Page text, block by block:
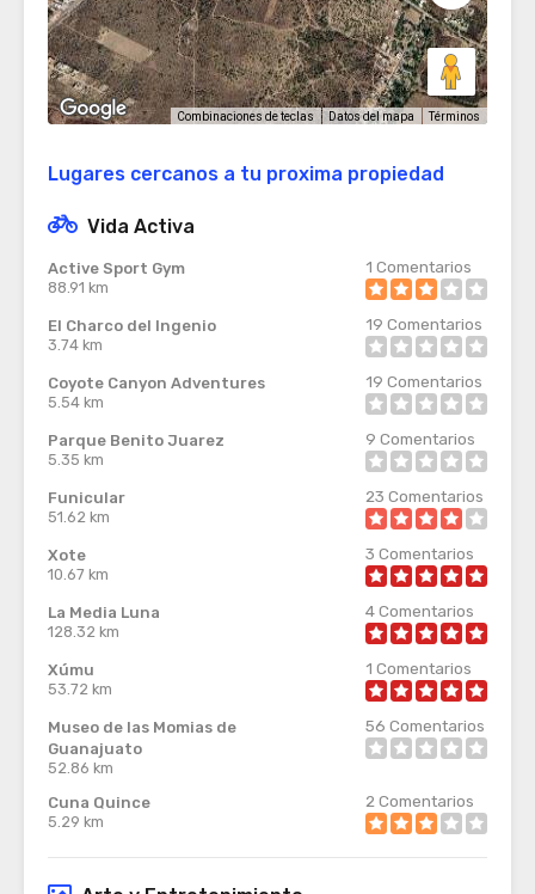
Combinaciones de teclas Datos del mapa Términos
Lugares cercanos a tu proxima propiedad
Vida Activa
Active Sport Gym
88.91 km
1 Comentarios
El Charco del Ingenio
3.74 km
19 Comentarios
Coyote Canyon Adventures
5.54 km
19 Comentarios
Parque Benito Juarez
5.35 km
9 Comentarios
Funicular
51.62 km
23 Comentarios
Xote
10.67 km
3 Comentarios
La Media Luna
128.32 km
4Comentarios
Xúmu
53.72 km
1 Comentarios
Museo de las Momias de
Guanajuato
52.86 km
56 Comentarios
Cuna Quince
5.29 km
2Comentarios